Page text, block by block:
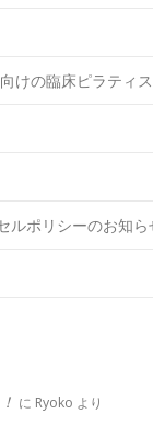
けの臨床ピラティ
ポリシーのお知ら
に Ryoko より